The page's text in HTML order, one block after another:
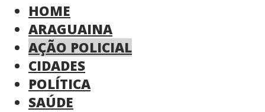
HOME
ARAGUAINA
AÇÃO POLICIAL
CIDADES
POLÍTICA
SAÚDE